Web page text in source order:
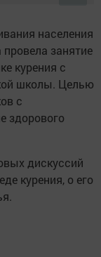
населения
занятие
курения с
школы. Целью
с
здорового
дискуссий
курения, о его